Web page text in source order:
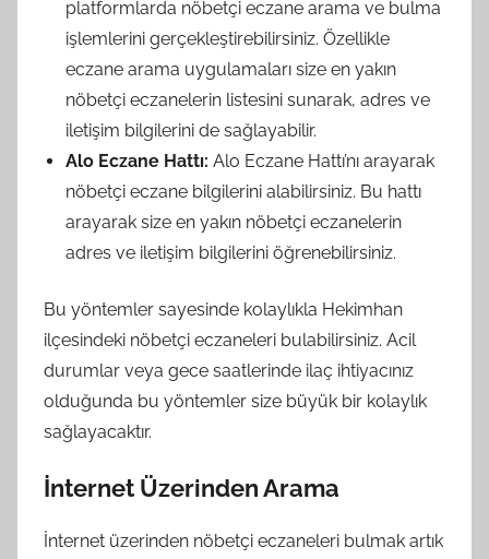
platformlarda nöbetçi eczane arama ve bulma
işlemlerini gerçekleştirebilirsiniz. Özellikle
eczane arama uygulamaları size en yakın
nöbetçi eczanelerin listesini sunarak, adres ve
iletişim bilgilerini de sağlayabilir.
Alo Eczane Hattı: Alo Eczane Hattı’nı arayarak
nöbetçi eczane bilgilerini alabilirsiniz. Bu hattı
arayarak size en yakın nöbetçi eczanelerin
adres ve iletişim bilgilerini öğrenebilirsiniz.
Bu yöntemler sayesinde kolaylıkla Hekimhan
ilçesindeki nöbetçi eczaneleri bulabilirsiniz. Acil
durumlar veya gece saatlerinde ilaç ihtiyacınız
olduğunda bu yöntemler size büyük bir kolaylık
sağlayacaktır.
İnternet Üzerinden Arama
İnternet üzerinden nöbetçi eczaneleri bulmak artık